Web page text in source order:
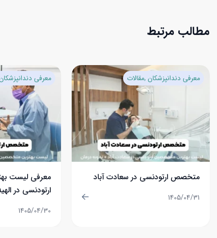
مطالب مرتبط
معرفی دندانپزشکان مقالات
متخصص ارتودنسی در سعادت آباد
1405/04/31
معرفی
معرفی لیست
ارتودنسی در
1405/04/30